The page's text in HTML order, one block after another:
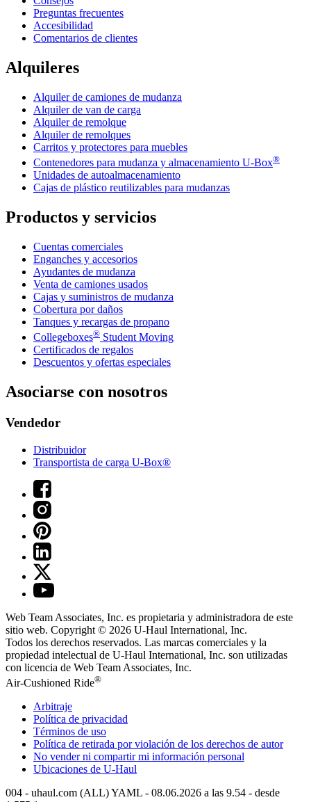
Preguntas frecuentes
Accesibilidad
Comentarios de clientes
Alquileres
Alquiler de camiones de mudanza
Alquiler de van de carga
Alquiler de remolque
Alquiler de remolques
Carritos y protectores para muebles
Contenedores para mudanza y almacenamiento U-Box®
Unidades de autoalmacenamiento
Cajas de plástico reutilizables para mudanzas
Productos y servicios
Cuentas comerciales
Enganches y accesorios
Ayudantes de mudanza
Venta de camiones usados
Cajas y suministros de mudanza
Cobertura por daños
Tanques y recargas de propano
Collegeboxes® Student Moving
Certificados de regalos
Descuentos y ofertas especiales
Asociarse con nosotros
Vendedor
Distribuidor
Transportista de carga U-Box®
Web Team Associates, Inc. es propietaria y administradora de este
sitio web. Copyright © 2026 U-Haul International, Inc.
Todos los derechos reservados. Las marcas comerciales y la
propiedad intelectual de U-Haul International, Inc. son utilizadas
con licencia de Web Team Associates, Inc.
Air-Cushioned Ride®
Arbitraje
Política de privacidad
Términos de uso
Política de retirada por violación de los derechos de autor
No vender ni compartir mi información personal
Ubicaciones de U-Haul
004 - uhaul.com (ALL) YAML - 08.06.2026 a las 9.54 - desde